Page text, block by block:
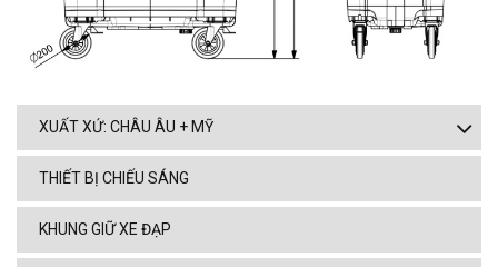
XUẤT XỨ: CHÂU ÂU + MỸ
THIẾT BỊ CHIẾU SÁNG
KHUNG GIỮ XE ĐẠP